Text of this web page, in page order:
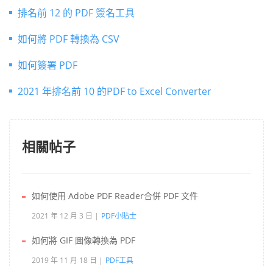
排名前 12 的 PDF 簽名工具
如何將 PDF 轉換為 CSV
如何簽署 PDF
2021 年排名前 10 的PDF to Excel Converter
相關帖子
如何使用 Adobe PDF Reader合併 PDF 文件
2021 年 12 月 3 日 PDF小貼士
如何將 GIF 圖像轉換為 PDF
2019 年 11 月 18 日 PDF工具